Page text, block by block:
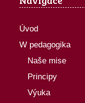
Úvod
W pedagogika
Naše mise
Principy
Výuka